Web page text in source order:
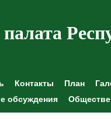
Контакты План
обсуждения